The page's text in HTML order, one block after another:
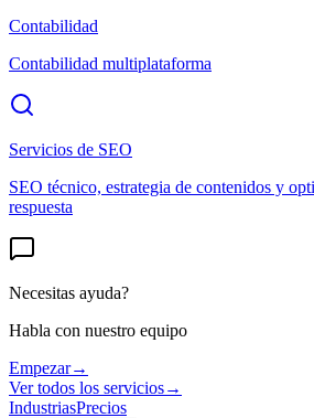
Contabilidad
Contabilidad multiplataforma
Servicios de SEO
SEO técnico, estrategia de contenidos y
respuesta
Necesitas ayuda?
Habla con nuestro equipo
Empezar→
Ver todos los servicios→
IndustriasPrecios